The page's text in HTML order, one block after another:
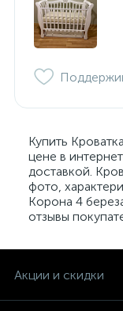
Купить
цене в
доставкой.
фото,
Корона 4
отзывы
Акции и скидки